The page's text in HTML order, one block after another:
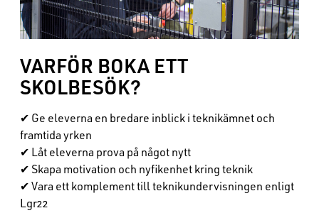
VARFÖR BOKA ETT
SKOLBESÖK?
✔ Ge eleverna en bredare inblick i teknikämnet och
framtida yrken
✔ Låt eleverna prova på något nytt
✔ Skapa motivation och nyfikenhet kring teknik
✔ Vara ett komplement till teknikundervisningen enligt
Lgr22